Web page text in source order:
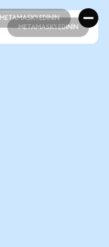
METAMASK'I EDİNİN
METAMASK'I EDİNİN
METAMASK'I EDİNİN